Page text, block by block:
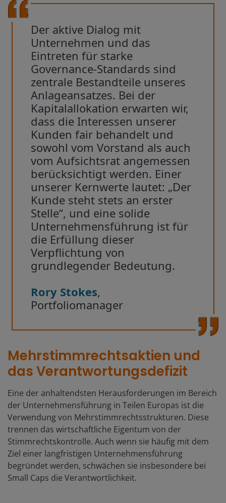
Der aktive Dialog mit
Unternehmen und das
Eintreten für starke
Governance-Standards sind
zentrale Bestandteile unseres
Anlageansatzes. Bei der
Kapitalallokation erwarten wir,
dass die Interessen unserer
Kunden fair behandelt und
sowohl vom Vorstand als auch
vom Aufsichtsrat angemessen
berücksichtigt werden. Einer
unserer Kernwerte lautet: „Der
Kunde steht stets an erster
Stelle“, und eine solide
Unternehmensführung ist für
die Erfüllung dieser
Verpflichtung von
grundlegender Bedeutung.
Rory Stokes,
Portfoliomanager
Mehrstimmrechtsaktien und
das Verantwortungsdefizit
Eine der anhaltendsten Herausforderungen im Bereich
der Unternehmensführung in Teilen Europas ist die
Verwendung von Mehrstimmrechtsstrukturen. Diese
trennen das wirtschaftliche Eigentum von der
Stimmrechtskontrolle. Auch wenn sie häufig mit dem
Ziel einer langfristigen Unternehmensführung
begründet werden, schwächen sie insbesondere bei
Small Caps die Verantwortlichkeit.